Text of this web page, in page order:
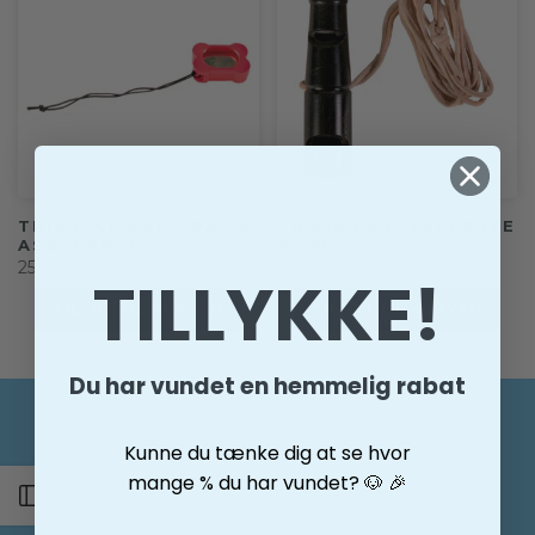
TRIXIE CLICKER BASIC
ASS. FARVE
25,00 kr
TRIXIE BØFFELFLØJTE
TILFØJ TIL KURVEN
Åben sidemenu
Fløjter, Klikker og
Træningsliner
TILLYKKE!
Du har vundet en hemmelig rabat
Kunne du tænke dig at se hvor
mange % du har vundet? 🐶 🎉